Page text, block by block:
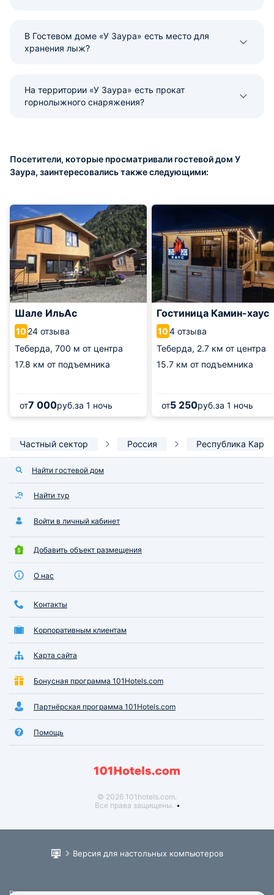
В Гостевом доме «У Заура» есть место для
хранения лыж?
На территории «У Заура» есть прокат
горнолыжного снаряжения?
Посетители, которые просматривали гостевой дом У
Заура, заинтересовались также следующими:
Шале ИльАс
10 24 отзыва
Теберда, 700 м от центра
17.8 км от подъемника
от7 000руб.за 1 ночь
Гостиница Камин-хаус
104 отзыва
Теберда, 2.7 км от центра
15.7 км от подъемника
от5 250руб.за 1 ночь
Частный сектор Россия Республика
Найти гостевой дом
Найти тур
Войти в личный кабинет
Добавить объект размещения
О нас
Контакты
Корпоративным клиентам
Карта сайта
Бонусная программа 101Hotels.com
Партнёрская программа 101Hotels.com
Помощь
© 2026 101hotels.com.
Все права защищены.
Версия для настольных компьютеров